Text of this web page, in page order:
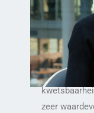
Met video
authentiek
horen van
hoe ze iets
Door goed
zeer